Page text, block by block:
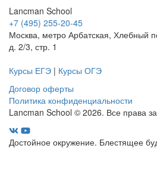
Lancman School
+7 (495) 255-20-45
Москва, метро Арбатская, Хлебный
д. 2/3, стр. 1
Курсы ЕГЭ | Курсы ОГЭ
Договор оферты
Политика конфиденциальности
Lancman School © 2026. Все права
Достойное окружение. Блестящее